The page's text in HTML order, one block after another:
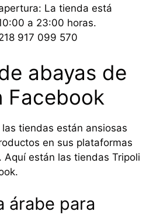
La tienda está
a 23:00 horas.
917 099 570
abayas de
Facebook
tiendas están ansiosas
en sus plataformas
Aquí están las tiendas Tripoli
árabe para